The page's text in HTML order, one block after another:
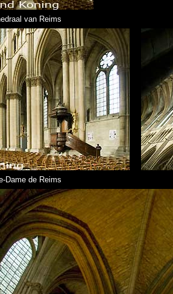
van Reims
Dame de Reims